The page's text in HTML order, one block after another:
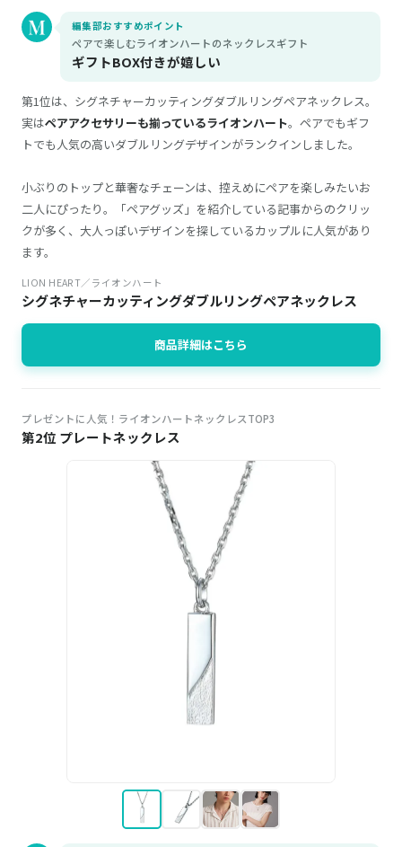
編集部おすすめポイント
ペアで楽しむライオンハートのネックレスギフト
ギフトBOX付きが嬉しい
第1位は、シグネチャーカッティングダブルリングペアネックレス。
実はペアアクセサリーも揃っているライオンハート。ペアでもギフ
トでも人気の高いダブルリングデザインがランクインしました。
小ぶりのトップと華奢なチェーンは、控えめにペアを楽しみたいお
二人にぴったり。「ペアグッズ」を紹介している記事からのクリッ
クが多く、大人っぽいデザインを探しているカップルに人気があり
ます。
LION HEART／ライオンハート
シグネチャーカッティングダブルリングペアネックレス
商品詳細はこちら
プレゼントに人気！ライオンハートネックレスTOP3
第2位 プレートネックレス